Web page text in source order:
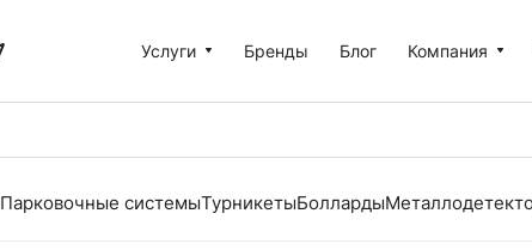
Услуги Бренды Блог Компания
Парковочные системыТурникетыБолларды